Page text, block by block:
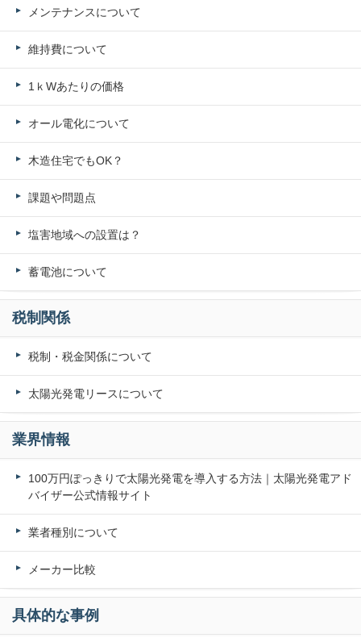
メンテナンスについて
維持費について
1ｋWあたりの価格
オール電化について
木造住宅でもOK？
課題や問題点
塩害地域への設置は？
蓄電池について
税制関係
税制・税金関係について
太陽光発電リースについて
業界情報
100万円ぽっきりで太陽光発電を導入する方法｜太陽光発電アド
バイザー公式情報サイト
業者種別について
メーカー比較
具体的な事例